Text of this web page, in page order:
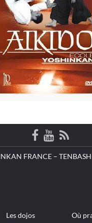
FRANCE –
Les dojos Où